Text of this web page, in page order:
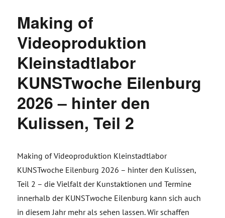
Making of
Videoproduktion
Kleinstadtlabor
KUNSTwoche Eilenburg
2026 – hinter den
Kulissen, Teil 2
Making of Videoproduktion Kleinstadtlabor
KUNSTwoche Eilenburg 2026 – hinter den Kulissen,
Teil 2 – die Vielfalt der Kunstaktionen und Termine
innerhalb der KUNSTwoche Eilenburg kann sich auch
in diesem Jahr mehr als sehen lassen. Wir schaffen